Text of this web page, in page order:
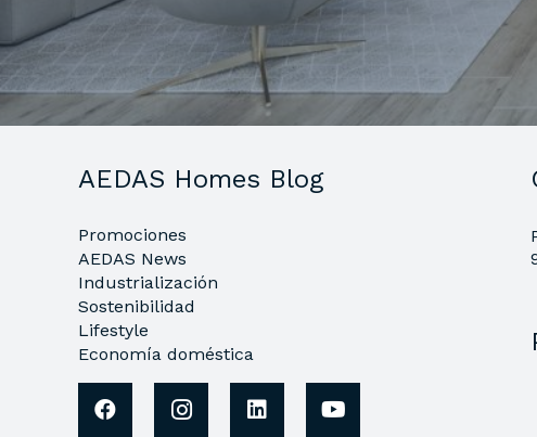
AEDAS Homes Blog
Promociones
AEDAS News
Industrialización
Sostenibilidad
Lifestyle
Economía doméstica